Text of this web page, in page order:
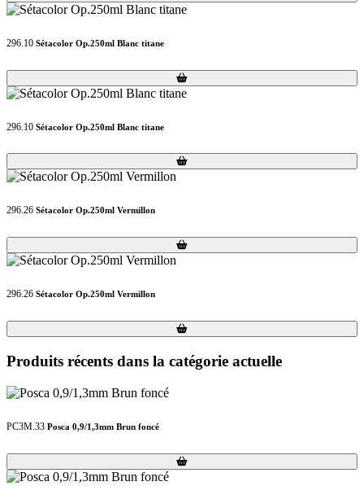
296.10 Sétacolor Op.250ml Blanc titane
Loading...
Loading...
296.10 Sétacolor Op.250ml Blanc titane
Loading...
Loading...
296.26 Sétacolor Op.250ml Vermillon
Loading...
Loading...
296.26 Sétacolor Op.250ml Vermillon
Loading...
Loading...
Produits récents dans la catégorie actuelle
PC3M.33 Posca 0,9/1,3mm Brun foncé
Loading...
Loading...